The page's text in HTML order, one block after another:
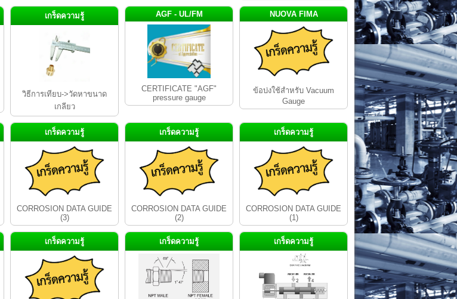
เกร็ดความรู้
วิธีการเทียบ->วัดหาขนาด
เกลียว
AGF - UL/FM
CERTIFICATE "AGF"
pressure gauge
NUOVA FIMA
ข้อบ่งใช้สำหรับ Vacuum
Gauge
เกร็ดความรู้
CORROSION DATA GUIDE
(3)
เกร็ดความรู้
CORROSION DATA GUIDE
(2)
เกร็ดความรู้
CORROSION DATA GUIDE
(1)
เกร็ดความรู้ เกร็ดความรู้ เกร็ดความรู้